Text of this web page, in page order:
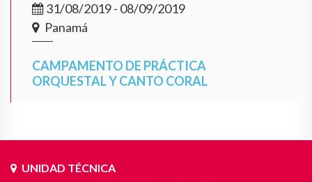
31/08/2019 - 08/09/2019
Panamá
CAMPAMENTO DE PRÁCTICA
ORQUESTAL Y CANTO CORAL
UNIDAD TÉCNICA